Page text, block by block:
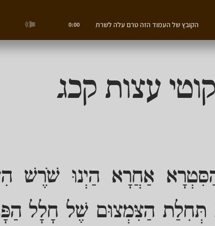
עצות קכג
אַחֲרָא הַיְנוּ שֹׁרֶשׁ
תְּחִלַת הַצִּמְצוּם שֶׁל חָלָל
הקובץ של העמוד הזה טרם עלה לשרת 0:00